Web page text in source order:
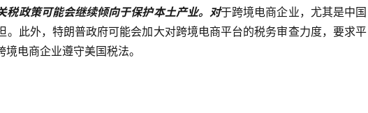
税政策可能会继续倾向于保护本土产业。对于跨境电商企业，尤其是中国
。此外，特朗普政府可能会加大对跨境电商平台的税务审查力度，要求平
电商企业遵守美国税法。